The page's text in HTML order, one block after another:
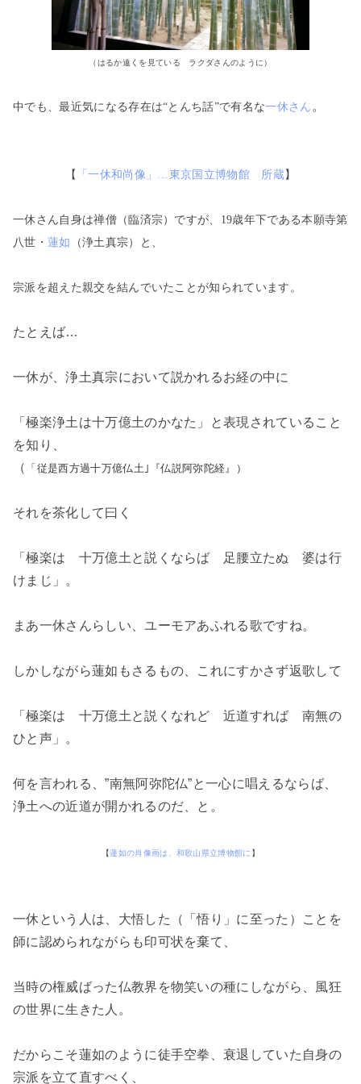
（はるか遠くを見ている ラクダさんのように）
中でも、最近気になる存在は“とんち話”で有名な一休さん 。
【 「一休和尚像」…東京国立博物館 所蔵】
一休さん自身は禅僧（臨済宗）ですが、19歳年下である本願寺第
八世・ 蓮如 （浄土真宗）と、
宗派を超えた親交を結んでいたことが知られています。
たとえば…
一休が、浄土真宗において説かれるお経の中に
「極楽浄土は十万億土のかなた」と表現されていること
を知り、
（ 「従是西方過十万億仏土｣『仏説阿弥陀経』）
それを茶化して曰く
「極楽は 十万億土と説くならば 足腰立たぬ 婆は行
けまじ」。
まあ一休さんらしい、ユーモアあふれる歌ですね。
しかしながら蓮如もさるもの、これにすかさず返歌して
「極楽は 十万億土と説くなれど 近道すれば 南無の
ひと声」。
何を言われる、”南無阿弥陀仏”と一心に唱えるならば、
浄土への近道が開かれるのだ、と。
【蓮如の肖像画は、和歌山県立博物館に 】
一休という人は、大悟した（「悟り」に至った）ことを
師に認められながらも印可状を棄て、
当時の権威ばった仏教界を物笑いの種にしながら、風狂
の世界に生きた人。
だからこそ蓮如のように徒手空拳、衰退していた自身の
宗派を立て直すべく、